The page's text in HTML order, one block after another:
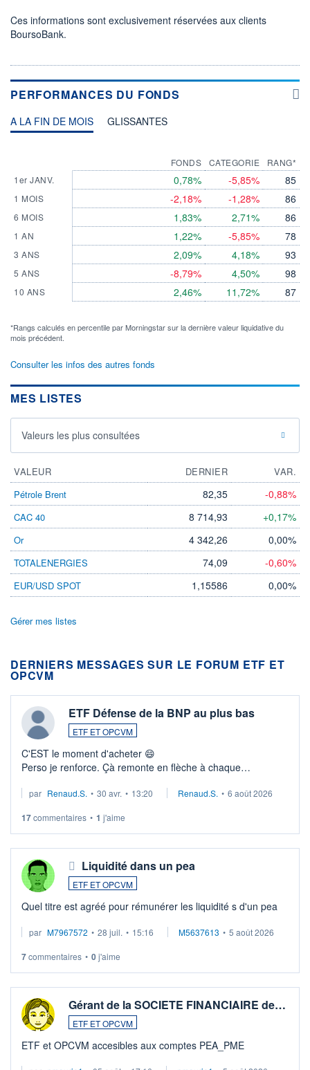
Ces informations sont exclusivement réservées aux clients
BoursoBank.
PERFORMANCES DU FONDS
A LA FIN DE MOIS GLISSANTES
1er JANV.
1 MOIS
6 MOIS
1 AN
3 ANS
5 ANS
10 ANS
FONDS
0,78%
-2,18%
1,83%
1,22%
2,09%
-8,79%
2,46%
CATEGORIE
-5,85%
-1,28%
2,71%
-5,85%
4,18%
4,50%
11,72%
RANG*
85
86
86
78
93
98
87
*Rangs calculés en percentile par Morningstar sur la dernière valeur liquidative du
mois précédent.
Consulter les infos des autres fonds
MES LISTES
Valeurs les plus consultées
VALEUR DERNIER
VAR.
Pétrole Brent
82,35 -0,88%
CAC 40 8 714,93 +0,17%
Or 4 342,26 0,00%
TOTALENERGIES 74,09 -0,60%
EUR/USD SPOT 1,15586 0,00%
Gérer mes listes
DERNIERS MESSAGES SUR LE FORUM ETF ET
OPCVM
ETF Défense de la BNP au plus bas
ETF ET OPCVM
C'EST le moment d'acheter 😄​
Perso je renforce. Çà remonte en flèche à chaque
Investissement long terme tip top pour sa retraite.
par Renaud.S. • 30 avr. • 13:20 Renaud.S. • 6 août 2026
17commentaires • 1 j'aime
Liquidité dans un pea
ETF ET OPCVM
Quel titre est agréé pour rémunérer les liquidité s d'un pea
par M7967572 • 28 juil. • 15:16 M5637613 • 5 août 2026
7commentaires • 0j'aime
Gérant de la SOCIETE FINANCIAIRE de…
ETF ET OPCVM
ETF et OPCVM accesibles aux comptes PEA_PME